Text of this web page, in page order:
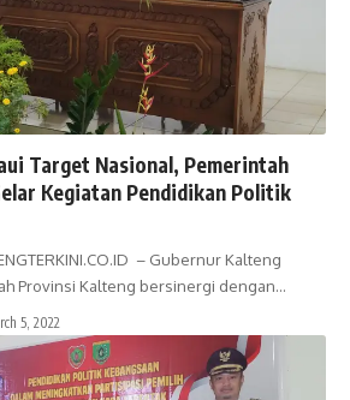
Target Nasional, Pemerintah
Kegiatan Pendidikan Politik
– Gubernur Kalteng
Provinsi Kalteng bersinergi dengan…
5, 2022